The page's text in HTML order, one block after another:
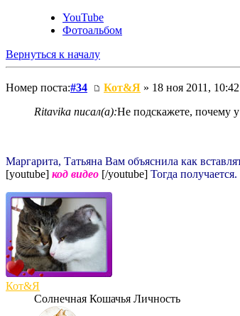
YouTube
Фотоальбом
Вернуться к началу
Номер поста:#34 Кот&Я » 18 ноя 2011, 10:42
Ritavika писал(а):Не подскажете, почему
Маргарита, Татьяна Вам объяснила как
[youtube] код видео [/youtube] Тогда получается.
Кот&Я
Солнечная Кошачья Личность